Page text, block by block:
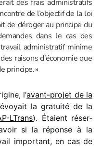
des frais admi­nis­tra­tifs
de l’objectif de la loi
de déro­ger au prin­cipe du
dans le cas des
admi­nis­tra­tif minime
raisons d’économie que
principe. »
l’avant-projet de la
la gratuité de la
LTrans). Étaient réser­
si la réponse à la
impor­tant, en cas de